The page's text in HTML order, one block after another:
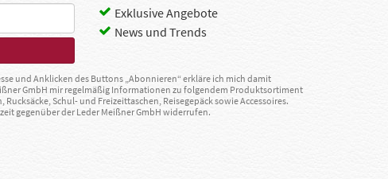
Exklusive Angebote
News und Trends
und Anklicken des Buttons „Abonnieren“ erkläre ich mich damit
GmbH mir regelmäßig Informationen zu folgendem Produktsortiment
Rucksäcke, Schul- und Freizeittaschen, Reisegepäck sowie Accessoires.
gegenüber der Leder Meißner GmbH widerrufen.